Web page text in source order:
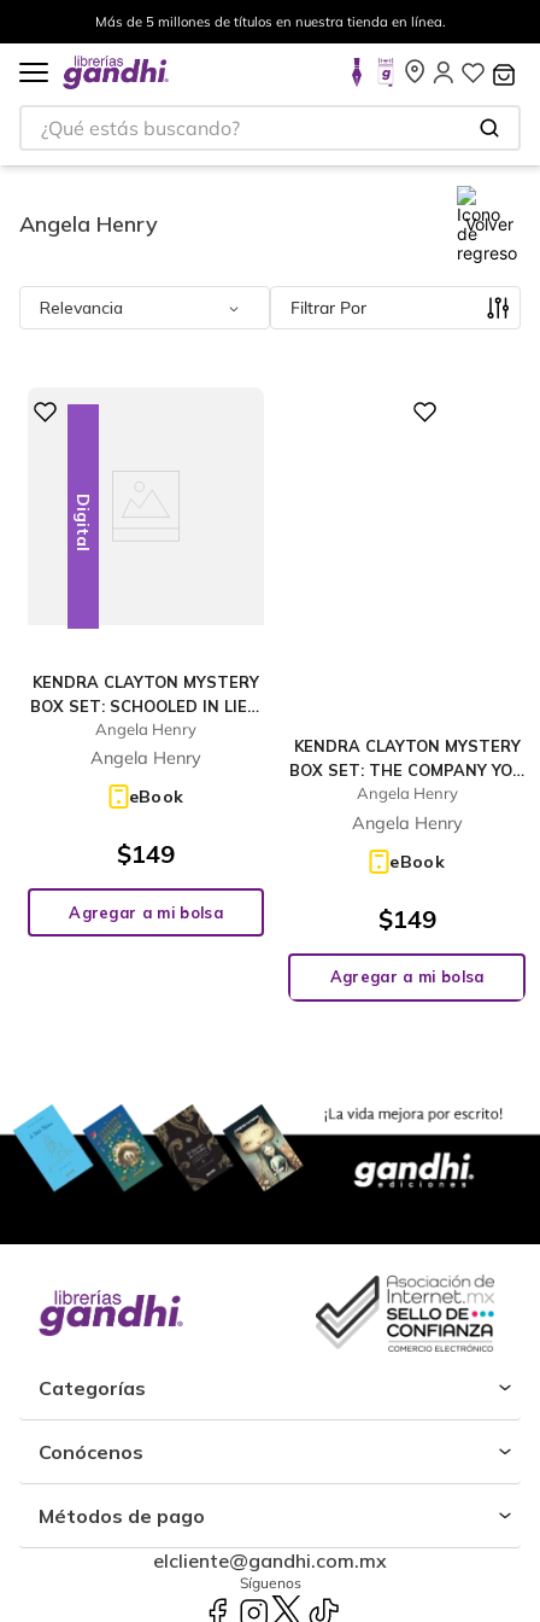
Más de 5 millones de títulos en nuestra tienda en línea.
¿Qué estás buscando?
Angela Henry Volver
Relevancia Filtrar
Digital
KENDRA CLAYTON MYSTERY
BOX SET: SCHOOLED IN LIES,
SLY, SLICK & WICKED, DOING
IT TO DEATH
Angela Henry
Angela Henry
eBook
$149
Agregar a mi bolsa
KENDRA CLAYTON MYSTERY
BOX SET: THE COMPANY YOU
KEEP, TANGLED ROOTS,
DIVAS LAST CURTAIN CALL
Angela Henry
Angela Henry
eBook
$149
Agregar a mi bolsa
Categorías
Conócenos
Métodos de pago
elcliente@gandhi.com.mx
Síguenos